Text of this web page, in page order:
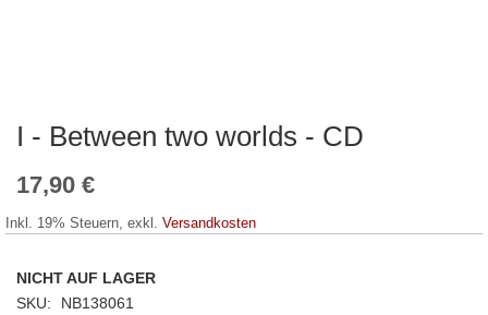
I - Between two worlds - CD
17,90 €
Inkl. 19% Steuern, exkl. Versandkosten
NICHT AUF LAGER
SKU
NB138061
Zum
der
Bildergalerie
springen